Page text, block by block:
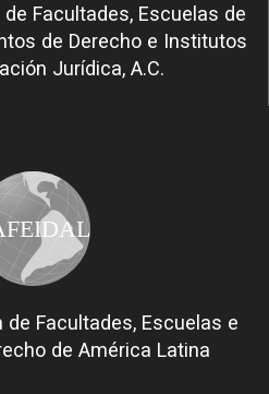
Facultades, Escuelas de
de Derecho e Institutos
Jurídica, A.C.
de Facultades, Escuelas e
de América Latina